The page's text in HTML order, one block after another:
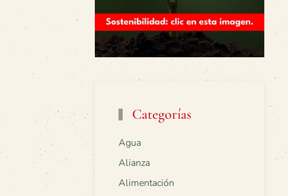
Categorías
Agua
Alianza
Alimentación